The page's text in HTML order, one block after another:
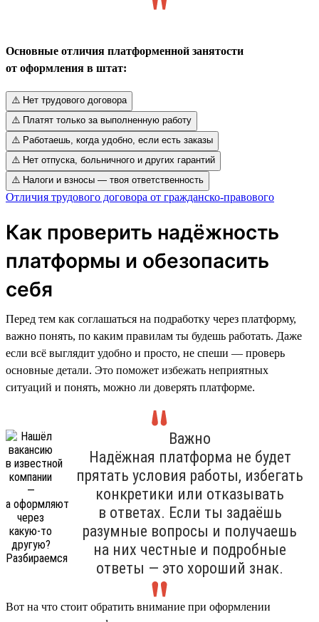
Основные отличия платформенной занятости
от оформления в штат:
⚠️ Нет трудового договора
⚠️ Платят только за выполненную работу
⚠️ Работаешь, когда удобно, если есть заказы
⚠️ Нет отпуска, больничного и других гарантий
⚠️ Налоги и взносы — твоя ответственность
Отличия трудового договора от гражданско-правового
Как проверить надёжность
платформы и обезопасить
себя
Перед тем как соглашаться на подработку через платформу,
важно понять, по каким правилам ты будешь работать. Даже
если всё выглядит удобно и просто, не спеши — проверь
основные детали. Это поможет избежать неприятных
ситуаций и понять, можно ли доверять платформе.
Важно
Надёжная платформа не будет
прятать условия работы, избегать
конкретики или отказывать
в ответах. Если ты задаёшь
разумные вопросы и получаешь
на них честные и подробные
ответы — это хороший знак.
Вот на что стоит обратить внимание при оформлении